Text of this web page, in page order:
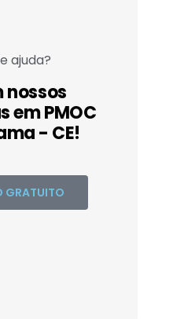
ajuda?
nossos
em PMOC
- CE!
GRATUITO